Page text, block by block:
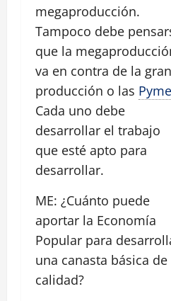
megaproducción.
Tampoco debe
que la
va en contra de la gran
producción o las
Cada uno debe
desarrollar el trabajo
que esté apto para
desarrollar.
ME: ¿Cuánto puede
aportar la Economía
Popular para
una canasta básica de
calidad?